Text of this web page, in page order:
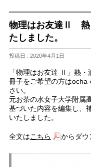
物理はお友達Ⅱ 熱
たしました。
投稿日 : 2020年4月1日
「物理はお友達 Ⅱ」熱・
冊子をご希望の方は
さい。
元お茶の水女子大学附属
基づいた内容を編集し、
いたしました。
全文はこちら からダウ